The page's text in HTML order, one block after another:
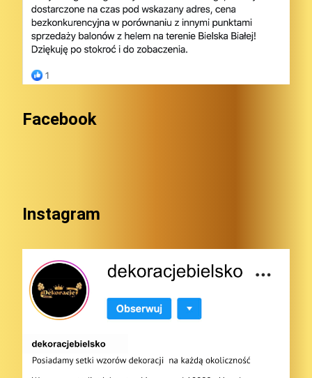
Facebook
Instagram